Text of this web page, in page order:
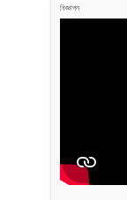
বিজ্ঞাপন